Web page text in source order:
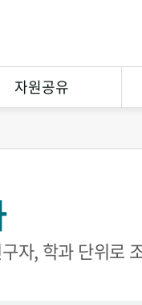
자원공유
Open Contents
자, 학과 단위로